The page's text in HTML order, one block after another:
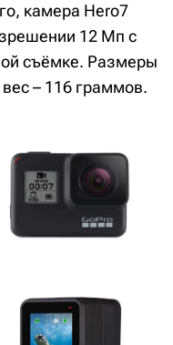
камера Hero7
12 Мп с
съёмке. Размеры
– 116 граммов.